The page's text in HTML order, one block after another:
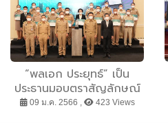
“พลเอก ประยุทธ์” เป็น
ประธานมอบตราสัญลักษณ์
เมืองอัจฉริยะประเทศไทย
09 ม.ค. 2566 , 423 Views